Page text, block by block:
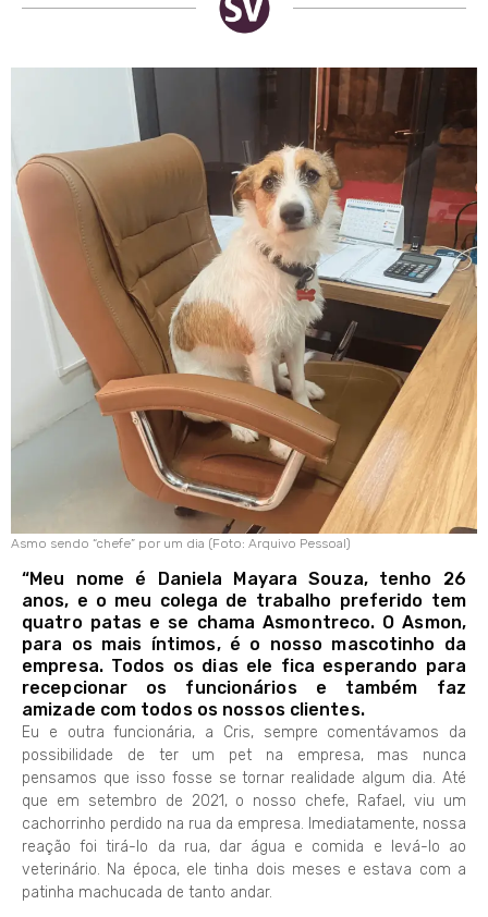
Asmo sendo “chefe” por um dia (Foto: Arquivo Pessoal)
“Meu nome é Daniela Mayara Souza, tenho 26
anos, e o meu colega de trabalho preferido tem
quatro patas e se chama Asmontreco. O Asmon,
para os mais íntimos, é o nosso mascotinho da
empresa. Todos os dias ele fica esperando para
recepcionar os funcionários e também faz
amizade com todos os nossos clientes.
Eu e outra funcionária, a Cris, sempre comentávamos da
possibilidade de ter um pet na empresa, mas nunca
pensamos que isso fosse se tornar realidade algum dia. Até
que em setembro de 2021, o nosso chefe, Rafael, viu um
cachorrinho perdido na rua da empresa. Imediatamente, nossa
reação foi tirá-lo da rua, dar água e comida e levá-lo ao
veterinário. Na época, ele tinha dois meses e estava com a
patinha machucada de tanto andar.